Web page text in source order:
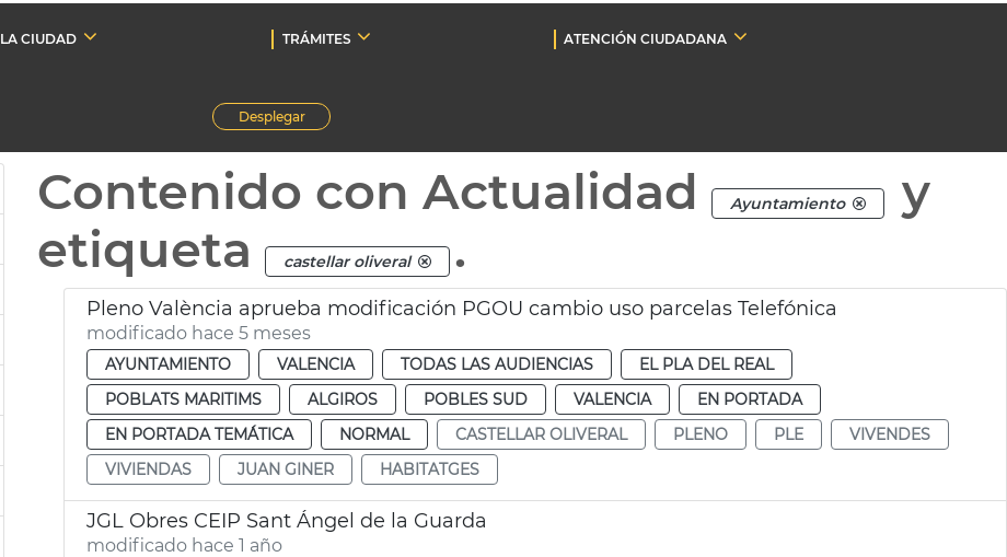
LA CIUDAD TRÁMITES
ATENCIÓN CIUDADANA
Desplegar
Contenido con Actualidad Ayuntamiento
y
etiqueta
castellar oliveral .
Pleno València aprueba modificación PGOU cambio uso parcelas Telefónica
modificado hace 5 meses
AYUNTAMIENTO VALENCIA TODAS LAS AUDIENCIAS
EL PLA DEL REAL
POBLATS MARITIMS
ALGIROS POBLES SUD VALENCIA
EN PORTADA
EN PORTADA TEMÁTICA
NORMAL CASTELLAR OLIVERAL PLENO PLE
VIVENDES
VIVIENDAS
JUAN GINER HABITATGES
JGL Obres CEIP Sant Ángel de la Guarda
modificado hace 1 año